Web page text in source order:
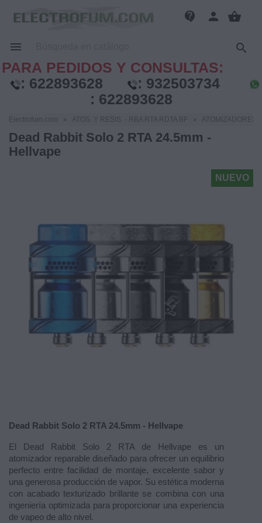
contact_support person shopping_basket
 
PARA PEDIDOS Y CONSULTAS:
: 622893628 : 932503734
: 622893628
Electrofum.com ATOS. Y RESIS. - RBA RTA RDTA BF ATOMIZADORES
Dead Rabbit Solo 2 RTA 24.5mm -
Hellvape
NUEVO
Dead Rabbit Solo 2 RTA 24.5mm - Hellvape
El Dead Rabbit Solo 2 RTA de Hellvape es un
atomizador reparable diseñado para ofrecer un equilibrio
perfecto entre facilidad de montaje, excelente sabor y
una generosa producción de vapor. Su estética moderna
con acabado texturizado brillante se combina con una
ingeniería optimizada para proporcionar una experiencia
de vapeo de alto nivel.